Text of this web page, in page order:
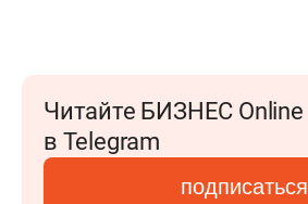
Читайте БИЗНЕС Online
в Telegram
подписаться